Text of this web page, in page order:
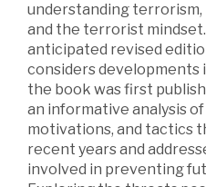
understanding
and the terrorist
anticipated revised
considers developments
the book was first
an informative analysis
motivations, and tactics
recent years and
involved in preventing